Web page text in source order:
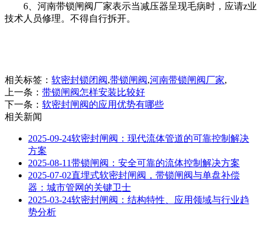
6、河南带锁闸阀厂家表示当减压器呈现毛病时，应请z业
技术人员修理。不得自行拆开。
相关标签： 软密封锁闭阀,带锁闸阀,河南带锁闸阀厂家,
上一条： 带锁闸阀怎样安装比较好
下一条： 软密封闸阀的应用优势有哪些
相关新闻
2025-09-24软密封闸阀：现代流体管道的可靠控制解决
方案
2025-08-11带锁闸阀：安全可靠的流体控制解决方案
2025-07-02直埋式软密封闸阀，带锁闸阀与单盘补偿
器：城市管网的关键卫士
2025-03-24软密封闸阀：结构特性、应用领域与行业趋
势分析